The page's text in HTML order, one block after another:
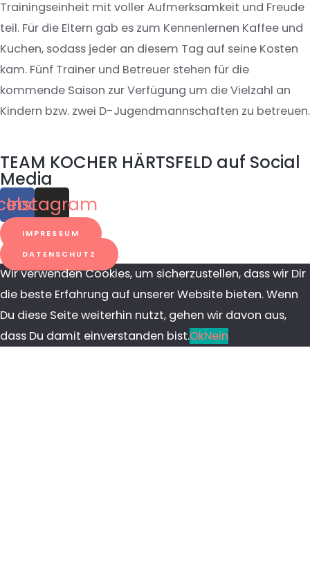
Trainingseinheit mit voller Aufmerksamkeit und Freude
teil. Für die Eltern gab es zum Kennenlernen Kaffee und
Kuchen, sodass jeder an diesem Tag auf seine Kosten
kam. Fünf Trainer und Betreuer stehen für die
kommende Saison zur Verfügung um die Vielzahl an
Kindern bzw. zwei D-Jugendmannschaften zu betreuen.
TEAM KOCHER HÄRTSFELD auf Social
Media
Instagram
IMPRESSUM
DATENSCHUTZ
Wir verwenden Cookies, um sicherzustellen, dass wir Dir
die beste Erfahrung auf unserer Website bieten. Wenn
Du diese Seite weiterhin nutzt, gehen wir davon aus,
dass Du damit einverstanden bist.OkNein